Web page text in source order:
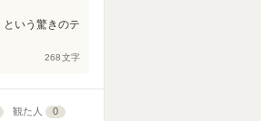
いう驚きのテ
268文字
観た人 0